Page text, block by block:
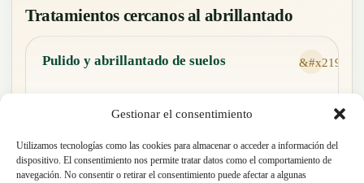
Gestionar el consentimiento
Utilizamos tecnologías como las cookies para almacenar o acceder a información del
dispositivo. El consentimiento nos permite tratar datos como el comportamiento de
navegación. No consentir o retirar el consentimiento puede afectar a algunas
Tratamientos cercanos al abrillantado
Pulido y abrillantado de suelos
Para recuperar uniformidad, brillo y una superficie